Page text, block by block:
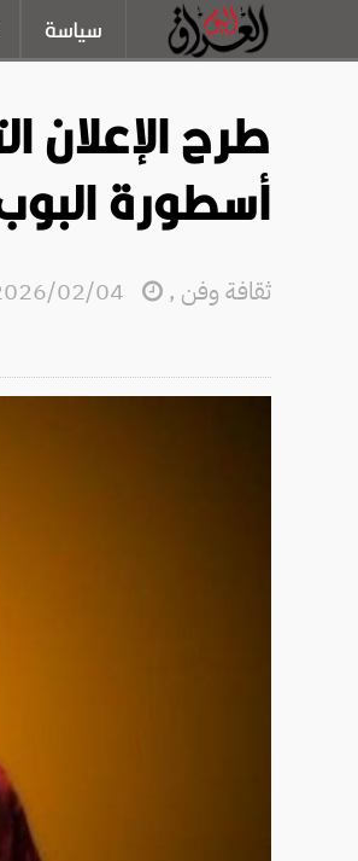
سياسة
طرح الإعلان
أسطورة
ثقافة وفن ,